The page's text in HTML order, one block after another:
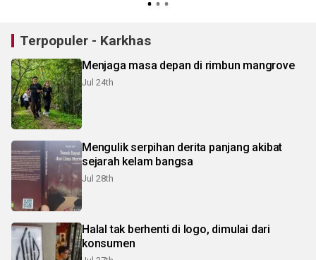
Terpopuler - Karkhas
Menjaga masa depan di rimbun mangrove
Jul 24th
Mengulik serpihan derita panjang akibat
sejarah kelam bangsa
Jul 28th
Halal tak berhenti di logo, dimulai dari
konsumen